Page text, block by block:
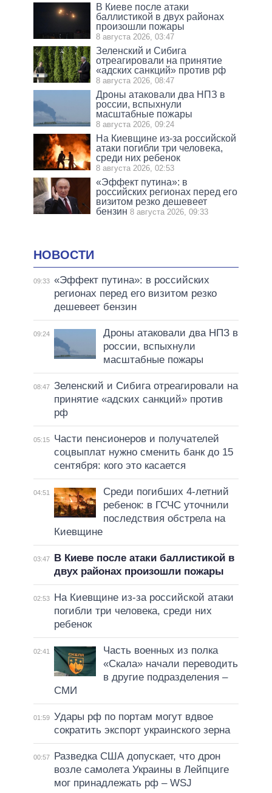
В Киеве после атаки
баллистикой в двух районах
произошли пожары
8 августа 2026, 03:47
Зеленский и Сибига
отреагировали на принятие
«адских санкций» против рф
8 августа 2026, 08:47
Дроны атаковали два НПЗ в
россии, вспыхнули
масштабные пожары
8 августа 2026, 09:24
На Киевщине из-за российской
атаки погибли три человека,
среди них ребенок
8 августа 2026, 02:53
«Эффект путина»: в
российских регионах перед его
визитом резко дешевеет
бензин 8 августа 2026, 09:33
НОВОСТИ
09:33 «Эффект путина»: в российских
регионах перед его визитом резко
дешевеет бензин
09:24
Дроны атаковали два НПЗ в
россии, вспыхнули
масштабные пожары
08:47 Зеленский и Сибига отреагировали на
принятие «адских санкций» против
рф
05:15
Части пенсионеров и получателей
соцвыплат нужно сменить банк до 15
сентября: кого это касается
04:51
Среди погибших 4-летний
ребенок: в ГСЧС уточнили
последствия обстрела на
Киевщине
03:47
В Киеве после атаки баллистикой в
двух районах произошли пожары
02:53
На Киевщине из-за российской атаки
погибли три человека, среди них
ребенок
02:41
Часть военных из полка
«Скала» начали переводить
в другие подразделения –
СМИ
01:59 Удары рф по портам могут вдвое
сократить экспорт украинского зерна
00:57
Разведка США допускает, что дрон
возле самолета Украины в Лейпциге
мог принадлежать рф – WSJ